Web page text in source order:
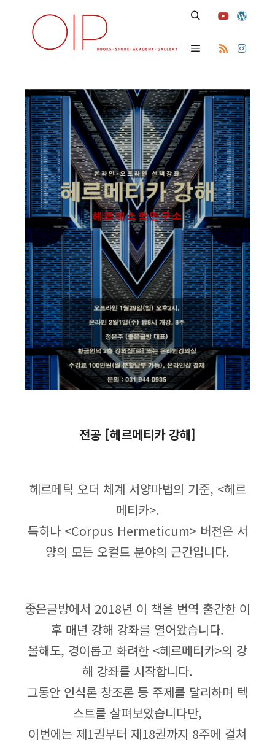
전공 [헤르메티카 강해]
헤르메틱 오더 체계 서양마법의 기준, <헤르
메티카>.
특히나 <Corpus Hermeticum> 버전은 서
양의 모든 오컬트 분야의 근간입니다.
좋은글방에서 2018년 이 책을 번역 출간한 이
후 매년 강해 강좌를 열어왔습니다.
올해도, 경이롭고 화려한 <헤르메티카>의 강
해 강좌를 시작합니다.
그동안 인식론 창조론 등 주제를 달리하며 텍
스트를 살펴보았습니다만,
이번에는 제1권부터 제18권까지 8주에 걸쳐